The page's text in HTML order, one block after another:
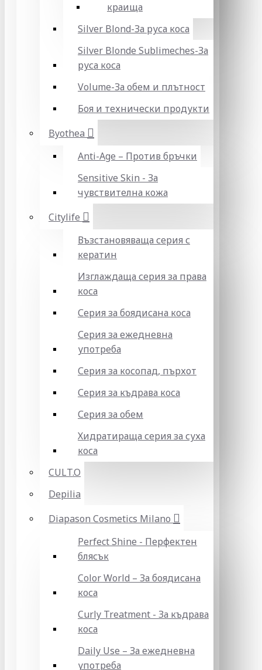
краища
Silver Blond-За руса коса
Silver Blonde Sublіmeches-За
руса коса
Volume-За обем и плътност
Боя и технически продукти
Byothea
Anti-Age – Против бръчки
Sensitive Skin - За
чувствителна кожа
Citylife
Възстановяваща серия с
кератин
Изглаждаща серия за права
коса
Серия за боядисана коса
Серия за ежедневна
употреба
Серия за косопад, пърхот
Серия за къдрава коса
Серия за обем
Хидратираща серия за суха
коса
CULT.O
Depilia
Diapason Cosmetics Milano
Perfect Shine - Перфектен
блясък
Color World – За боядисана
коса
Curly Treatment - За къдрава
коса
Daily Use – За ежедневна
употреба